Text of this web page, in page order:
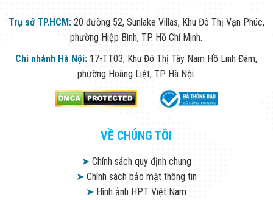
Trụ sở TP.HCM: 20 đường 52, Sunlake Villas, Khu Đô Thị Vạn Phúc,
phường Hiệp Bình, TP. Hồ Chí Minh.
Chi nhánh Hà Nội: 17-TT03, Khu Đô Thị Tây Nam Hồ Linh Đàm,
phường Hoàng Liệt, TP. Hà Nội.
VỀ CHÚNG TÔI
➤Chính sách quy định chung
➤Chính sách bảo mật thông tin
➤ Hình ảnh HPT Việt Nam